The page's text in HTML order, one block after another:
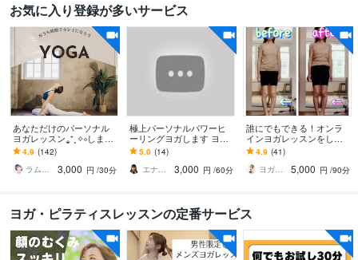
お気に入り登録が多いサービス
あなただけのパーソナル
ヨガレッスン⁎⁺˳✧༚します
心と体をほぐす自分のた
めのスペシャルな30分✿･:
*
4.9 (142)
ラムmilk♡癒し声主婦セラピスト･°＊
3,000 円 /30分
極上パーソナルパワーヒ
ーリングヨガします ヨガ
歴10年全米ヨガアライア
ンスRYT200資格＆解剖学
履修
5.0 (14)
エナエナ＠世界の数秘研究家
3,000 円 /60分
誰にでもできる！オンラ
インヨガレッスンをしま
す たった75分で姿勢や身
体の不調を改善できちゃ
う♪魔法のヨガ♡
4.9 (41)
ヨガインストラクター 占い師 Rin
5,000 円 /90分
ヨガ・ピラティスレッスンの定番サービス